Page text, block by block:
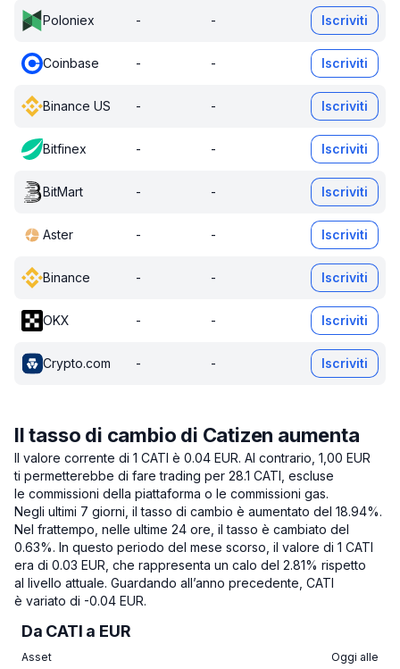
Poloniex - - Iscriviti
Coinbase - - Iscriviti
Binance US - - Iscriviti
Bitfinex - - Iscriviti
BitMart - - Iscriviti
Aster - - Iscriviti
Binance - - Iscriviti
OKX - - Iscriviti
Crypto.com - - Iscriviti
Il tasso di cambio di Catizen aumenta
Il valore corrente di 1 CATI è 0.04 EUR. Al contrario, 1,00 EUR
ti permetterebbe di fare trading per 28.1 CATI, escluse
le commissioni della piattaforma o le commissioni gas.
Negli ultimi 7 giorni, il tasso di cambio è aumentato del 18.94%.
Nel frattempo, nelle ultime 24 ore, il tasso è cambiato del
0.63%. In questo periodo del mese scorso, il valore di 1 CATI
era di 0.03 EUR, che rappresenta un calo del 2.81% rispetto
al livello attuale. Guardando all’anno precedente, CATI
è variato di -0.04 EUR.
Da CATI a EUR
Asset Oggi alle